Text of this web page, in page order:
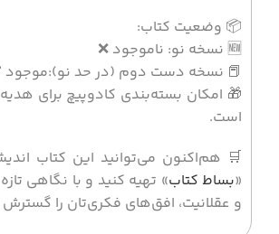
📦 وضعیت کتاب:
🆕 نسخه نو: ناموجود ❌
📕 نسخه دست دوم (در حد
🎁 امکان بسته‌بندی کادوپیچ برای
است.
🛒 هم‌اکنون می‌توانید این کتاب
«بساط کتاب» تهیه کنید و با نگاهی
و عقلانیت، افق‌های فکری‌تان را